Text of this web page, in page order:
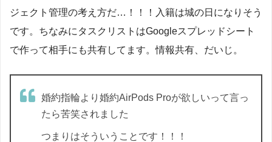
ジェクト管理の考え方だ…！！！入籍は城の日になりそう
です。ちなみにタスクリストはGoogleスプレッドシート
で作って相手にも共有してます。情報共有、だいじ。
婚約指輪より婚約AirPods Proが欲しいって言っ
たら苦笑されました
つまりはそういうことです！！！